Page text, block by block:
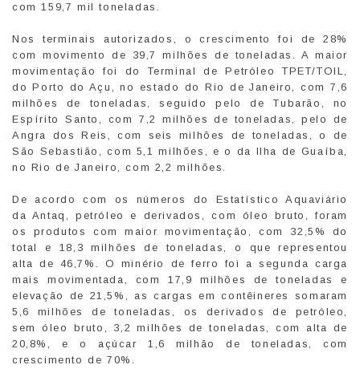
com 159,7 mil toneladas.
Nos terminais autorizados, o crescimento foi de 28%
com movimento de 39,7 milhões de toneladas. A maior
movimentação foi do Terminal de Petróleo TPET/TOIL,
do Porto do Açu, no estado do Rio de Janeiro, com 7,6
milhões de toneladas, seguido pelo de Tubarão, no
Espírito Santo, com 7,2 milhões de toneladas, pelo de
Angra dos Reis, com seis milhões de toneladas, o de
São Sebastião, com 5,1 milhões, e o da Ilha de Guaíba,
no Rio de Janeiro, com 2,2 milhões.
De acordo com os números do Estatístico Aquaviário
da Antaq, petróleo e derivados, com óleo bruto, foram
os produtos com maior movimentação, com 32,5% do
total e 18,3 milhões de toneladas, o que representou
alta de 46,7%. O minério de ferro foi a segunda carga
mais movimentada, com 17,9 milhões de toneladas e
elevação de 21,5%, as cargas em contêineres somaram
5,6 milhões de toneladas, os derivados de petróleo,
sem óleo bruto, 3,2 milhões de toneladas, com alta de
20,8%, e o açúcar 1,6 milhão de toneladas, com
crescimento de 70%.